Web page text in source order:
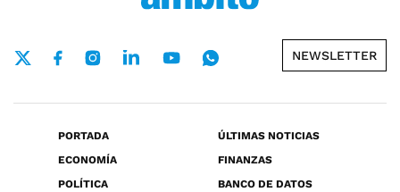
NEWSLETTER
PORTADA
ÚLTIMAS NOTICIAS
ECONOMÍA
FINANZAS
POLÍTICA
BANCO DE DATOS